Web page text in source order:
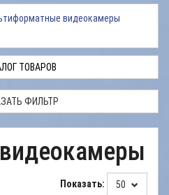
видеокамеры
ТОВАРОВ
ФИЛЬТР
Показать: 50